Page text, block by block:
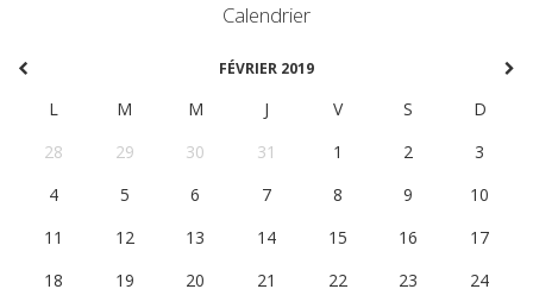
Calendrier
FÉVRIER 2019
L M M J V S
D
28
29 30 31 1 2
3
4
5 6 7 8 9
10
11
12 13 14 15 16
17
18
19 20 21 22 23
24